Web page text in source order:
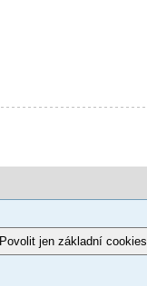
Povolit jen základní cookies